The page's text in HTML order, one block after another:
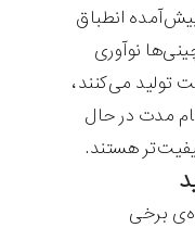
انطباق
نوآوری
تولید می‌کنند،
مدت در حال
هستند.
برخی